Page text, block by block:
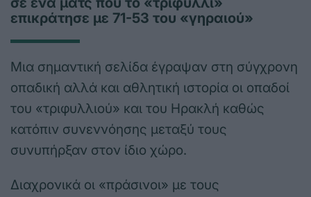
επικράτησε με 71-53 του «γηραιού»
Μια σημαντική σελίδα έγραψαν στη σύγχρονη
οπαδική αλλά και αθλητική ιστορία οι οπαδοί
του «τριφυλλιού» και του Ηρακλή καθώς
κατόπιν συνεννόησης μεταξύ τους
συνυπήρξαν στον ίδιο χώρο.
Διαχρονικά οι «πράσινοι» με τους